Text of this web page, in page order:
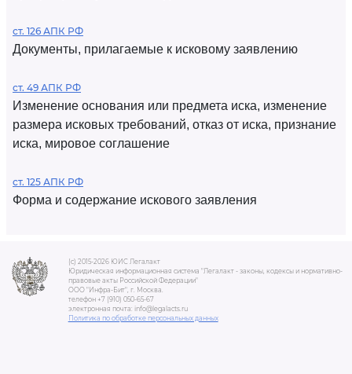
ст. 126 АПК РФ
Документы, прилагаемые к исковому заявлению
ст. 49 АПК РФ
Изменение основания или предмета иска, изменение
размера исковых требований, отказ от иска, признание
иска, мировое соглашение
ст. 125 АПК РФ
Форма и содержание искового заявления
(c) 2015-2026 ЮИС Легалакт
Юридическая информационная система "Легалакт - законы, кодексы и нормативно-
правовые акты Российской Федерации"
ООО "Инфра-Бит", г. Москва.
телефон +7 (910) 050-65-67
электронная почта: info@legalacts.ru
Политика по обработке персональных данных